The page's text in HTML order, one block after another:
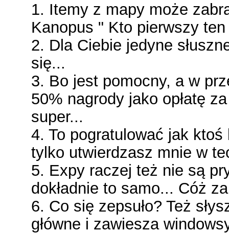
1. Itemy z mapy może
Kanopus " Kto pierwszy
2. Dla Ciebie jedyne
się...
3. Bo jest pomocny, a w
50% nagrody jako opłatę
super...
4. To pogratulować jak
tylko utwierdzasz mnie w
5. Expy raczej też nie są
dokładnie to samo... Cóż
6. Co się zepsuło? Też
główne i zawiesza